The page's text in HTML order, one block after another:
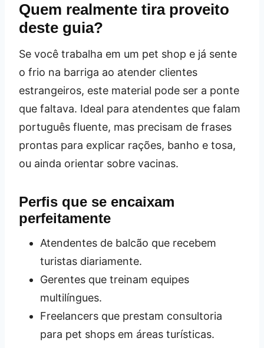
Quem realmente tira proveito
deste guia?
Se você trabalha em um pet shop e já sente
o frio na barriga ao atender clientes
estrangeiros, este material pode ser a ponte
que faltava. Ideal para atendentes que falam
português fluente, mas precisam de frases
prontas para explicar rações, banho e tosa,
ou ainda orientar sobre vacinas.
Perfis que se encaixam
perfeitamente
Atendentes de balcão que recebem
turistas diariamente.
Gerentes que treinam equipes
multilíngues.
Freelancers que prestam consultoria
para pet shops em áreas turísticas.